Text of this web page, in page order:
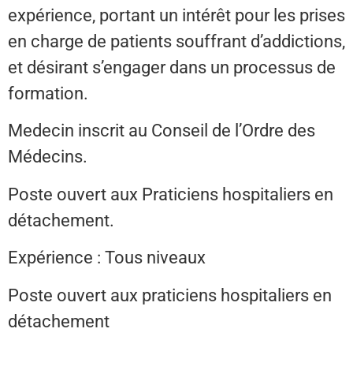
expérience, portant un intérêt pour les prises
en charge de patients souffrant d’addictions,
et désirant s’engager dans un processus de
formation.
Medecin inscrit au Conseil de l’Ordre des
Médecins.
Poste ouvert aux Praticiens hospitaliers en
détachement.
Expérience : Tous niveaux
Poste ouvert aux praticiens hospitaliers en
détachement